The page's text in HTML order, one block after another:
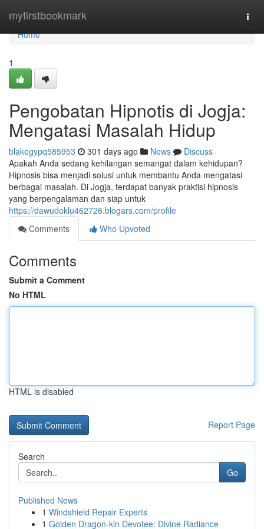
myfirstbookmark
Home
Home
1
Pengobatan Hipnotis di Jogja:
Mengatasi Masalah Hidup
blakegypq585953 301 days ago News
Discuss
Apakah Anda sedang kehilangan semangat dalam kehidupan?
Hipnosis bisa menjadi solusi untuk membantu Anda mengatasi
berbagai masalah. Di Jogja, terdapat banyak praktisi hipnosis
yang berpengalaman dan siap untuk
https://dawudoklu462726.blogars.com/profile
Comments
Who Upvoted
Comments
Submit a Comment
No HTML
HTML is disabled
Report Page
Search
Go
Published News
1 Windshield Repair Experts
1 Golden Dragon-kin Devotee: Divine Radiance